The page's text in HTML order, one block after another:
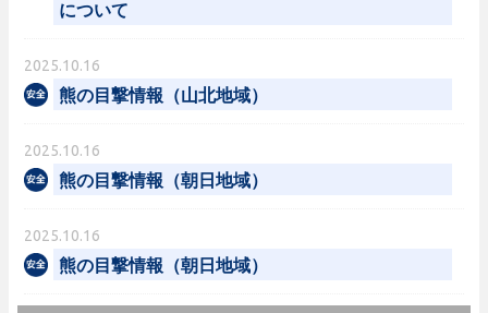
について
2025.10.16
熊の目撃情報（山北地域）
2025.10.16
熊の目撃情報（朝日地域）
2025.10.16
熊の目撃情報（朝日地域）